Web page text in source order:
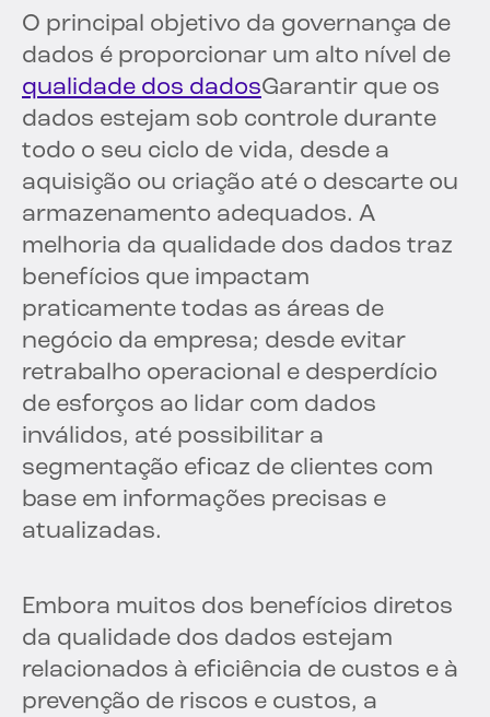
O principal objetivo da governança de
dados é proporcionar um alto nível de
qualidade dos dadosGarantir que os
dados estejam sob controle durante
todo o seu ciclo de vida, desde a
aquisição ou criação até o descarte ou
armazenamento adequados. A
melhoria da qualidade dos dados traz
benefícios que impactam
praticamente todas as áreas de
negócio da empresa; desde evitar
retrabalho operacional e desperdício
de esforços ao lidar com dados
inválidos, até possibilitar a
segmentação eficaz de clientes com
base em informações precisas e
atualizadas.
Embora muitos dos benefícios diretos
da qualidade dos dados estejam
relacionados à eficiência de custos e à
prevenção de riscos e custos, a